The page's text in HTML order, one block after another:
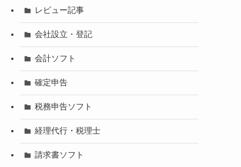
レビュー記事
会社設立・登記
会計ソフト
確定申告
税務申告ソフト
経理代行・税理士
請求書ソフト